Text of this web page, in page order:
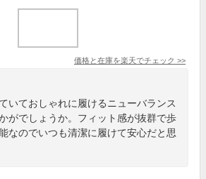
価格と在庫を楽天でチェック >>
いておしゃれに履けるニューバランス
がでしょうか。フィット感が抜群で歩
なのでいつも清潔に履けて安心だと思